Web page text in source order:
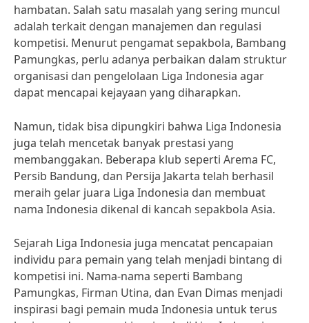
hambatan. Salah satu masalah yang sering muncul
adalah terkait dengan manajemen dan regulasi
kompetisi. Menurut pengamat sepakbola, Bambang
Pamungkas, perlu adanya perbaikan dalam struktur
organisasi dan pengelolaan Liga Indonesia agar
dapat mencapai kejayaan yang diharapkan.
Namun, tidak bisa dipungkiri bahwa Liga Indonesia
juga telah mencetak banyak prestasi yang
membanggakan. Beberapa klub seperti Arema FC,
Persib Bandung, dan Persija Jakarta telah berhasil
meraih gelar juara Liga Indonesia dan membuat
nama Indonesia dikenal di kancah sepakbola Asia.
Sejarah Liga Indonesia juga mencatat pencapaian
individu para pemain yang telah menjadi bintang di
kompetisi ini. Nama-nama seperti Bambang
Pamungkas, Firman Utina, dan Evan Dimas menjadi
inspirasi bagi pemain muda Indonesia untuk terus